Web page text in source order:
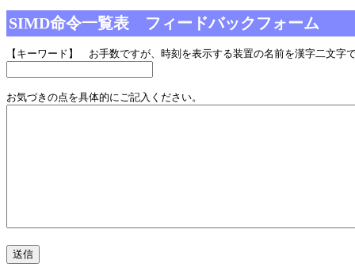
SIMD命令一覧表 フィードバックフォーム
【キーワード】 お手数ですが、時刻を表示する装置の名前を漢字二文字
お気づきの点を具体的にご記入ください。